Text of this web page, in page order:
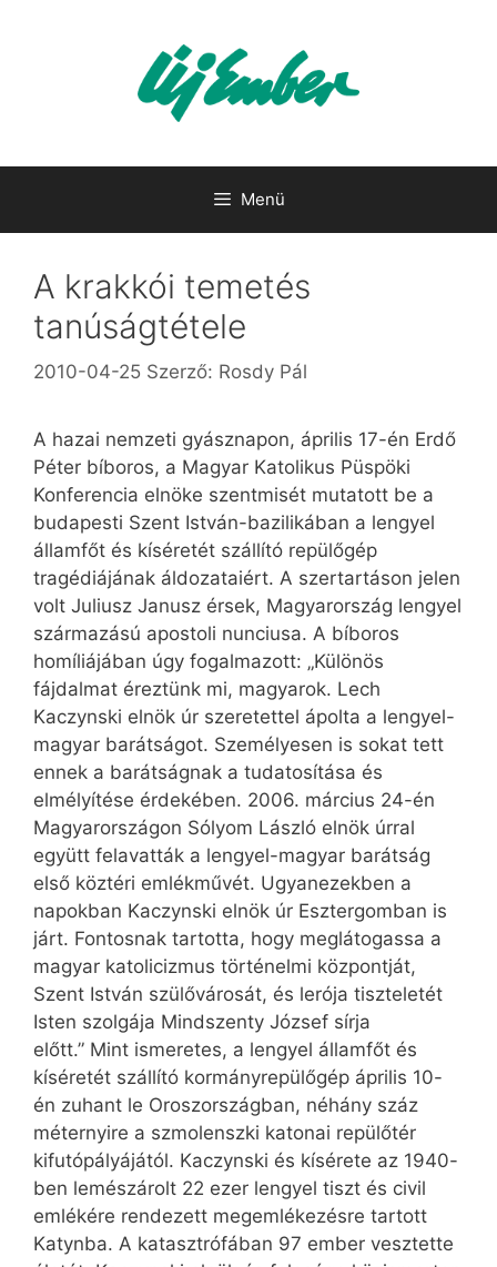
Menü
A krakkói temetés
tanúságtétele
2010-04-25 Szerző: Rosdy Pál
A hazai nemzeti gyásznapon, április 17-én Erdő
Péter bíboros, a Magyar Katolikus Püspöki
Konferencia elnöke szentmisét mutatott be a
budapesti Szent István-bazilikában a lengyel
államfőt és kíséretét szállító repülőgép
tragédiájának áldozataiért. A szertartáson jelen
volt Juliusz Janusz érsek, Magyarország lengyel
származású apostoli nunciusa. A bíboros
homíliájában úgy fogalmazott: „Különös
fájdalmat éreztünk mi, magyarok. Lech
Kaczynski elnök úr szeretettel ápolta a lengyel-
magyar barátságot. Személyesen is sokat tett
ennek a barátságnak a tudatosítása és
elmélyítése érdekében. 2006. március 24-én
Magyarországon Sólyom László elnök úrral
együtt felavatták a lengyel-magyar barátság
első köztéri emlékművét. Ugyanezekben a
napokban Kaczynski elnök úr Esztergomban is
járt. Fontosnak tartotta, hogy meglátogassa a
magyar katolicizmus történelmi központját,
Szent István szülővárosát, és lerója tiszteletét
Isten szolgája Mindszenty József sírja
előtt.” Mint ismeretes, a lengyel államfőt és
kíséretét szállító kormányrepülőgép április 10-
én zuhant le Oroszországban, néhány száz
méternyire a szmolenszki katonai repülőtér
kifutópályájától. Kaczynski és kísérete az 1940-
ben lemészárolt 22 ezer lengyel tiszt és civil
emlékére rendezett megemlékezésre tartott
Katynba. A katasztrófában 97 ember vesztette